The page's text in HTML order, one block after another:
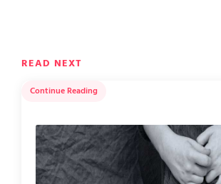
READ NEXT
Continue Reading